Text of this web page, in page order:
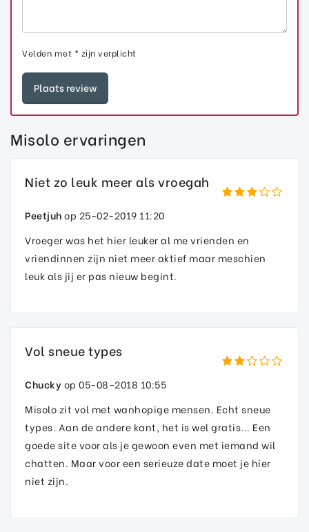
Velden met * zijn verplicht
Misolo ervaringen
Niet zo leuk meer als vroegah
Peetjuhop 25-02-2019 11:20
Vroeger was het hier leuker al me vrienden en
vriendinnen zijn niet meer aktief maar meschien
leuk als jij er pas nieuw begint.
Vol sneue types
Chuckyop 05-08-2018 10:55
Misolo zit vol met wanhopige mensen. Echt sneue
types. Aan de andere kant, het is wel gratis... Een
goede site voor als je gewoon even met iemand wil
chatten. Maar voor een serieuze date moet je hier
niet zijn.